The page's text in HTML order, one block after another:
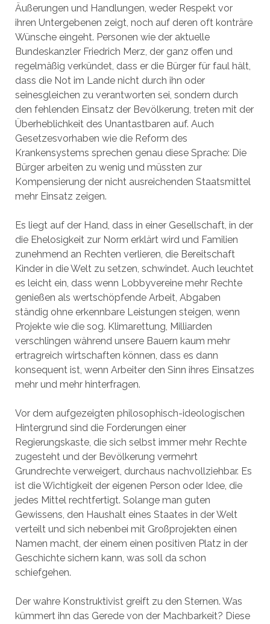
Äußerungen und Handlungen, weder Respekt vor
ihren Untergebenen zeigt, noch auf deren oft konträre
Wünsche eingeht. Personen wie der aktuelle
Bundeskanzler Friedrich Merz, der ganz offen und
regelmäßig verkündet, dass er die Bürger für faul hält,
dass die Not im Lande nicht durch ihn oder
seinesgleichen zu verantworten sei, sondern durch
den fehlenden Einsatz der Bevölkerung, treten mit der
Überheblichkeit des Unantastbaren auf. Auch
Gesetzesvorhaben wie die Reform des
Krankensystems sprechen genau diese Sprache: Die
Bürger arbeiten zu wenig und müssten zur
Kompensierung der nicht ausreichenden Staatsmittel
mehr Einsatz zeigen.
Es liegt auf der Hand, dass in einer Gesellschaft, in der
die Ehelosigkeit zur Norm erklärt wird und Familien
zunehmend an Rechten verlieren, die Bereitschaft
Kinder in die Welt zu setzen, schwindet. Auch leuchtet
es leicht ein, dass wenn Lobbyvereine mehr Rechte
genießen als wertschöpfende Arbeit, Abgaben
ständig ohne erkennbare Leistungen steigen, wenn
Projekte wie die sog. Klimarettung, Milliarden
verschlingen während unsere Bauern kaum mehr
ertragreich wirtschaften können, dass es dann
konsequent ist, wenn Arbeiter den Sinn ihres Einsatzes
mehr und mehr hinterfragen.
Vor dem aufgezeigten philosophisch-ideologischen
Hintergrund sind die Forderungen einer
Regierungskaste, die sich selbst immer mehr Rechte
zugesteht und der Bevölkerung vermehrt
Grundrechte verweigert, durchaus nachvollziehbar. Es
ist die Wichtigkeit der eigenen Person oder Idee, die
jedes Mittel rechtfertigt. Solange man guten
Gewissens, den Haushalt eines Staates in der Welt
verteilt und sich nebenbei mit Großprojekten einen
Namen macht, der einem einen positiven Platz in der
Geschichte sichern kann, was soll da schon
schiefgehen.
Der wahre Konstruktivist greift zu den Sternen. Was
kümmert ihn das Gerede von der Machbarkeit? Diese